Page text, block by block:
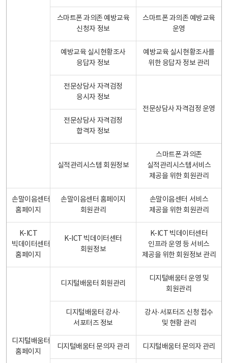
스마트폰 과의존 예방교육
신청자 정보
스마트폰 과의존 예방교육
운영
예방교육 실시현황조사
응답자 정보
예방교육 실시현황조사를
위한 응답자 정보 관리
전문상담사 자격검정
응시자 정보
전문상담사 자격검정 운영
전문상담사 자격검정
합격자 정보
실적관리시스템 회원정보
스마트폰 과의존
실적관리시스템서비스
제공을 위한 회원관리
손말이음센터
홈페이지
손말이음센터 홈페이지
회원관리
손말이음센터 서비스
제공을 위한 회원관리
K-ICT
빅데이터센터
홈페이지
K-ICT 빅데이터센터
회원정보
K-ICT 빅데이터센터
인프라 운영 등 서비스
제공을 위한 회원정보 관리
디지털배움터
홈페이지
디지털배움터 회원관리
디지털배움터 운영 및
회원관리
디지털배움터 강사·
서포터즈 정보
강사·서포터즈 신청 접수
및 현황 관리
디지털배움터 문의자 관리 디지털배움터 문의자 관리